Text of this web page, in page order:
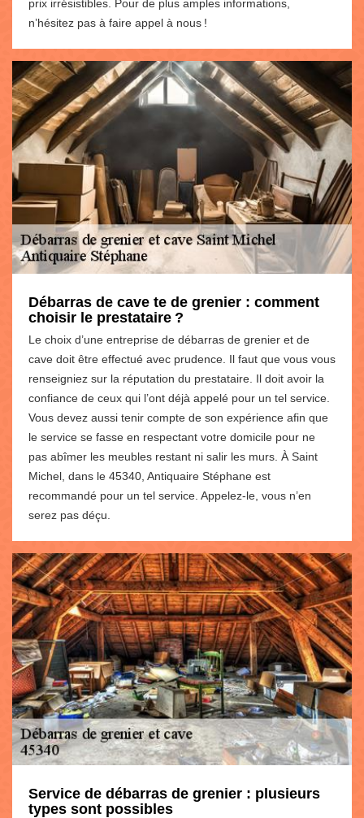
prix irrésistibles. Pour de plus amples informations,
n’hésitez pas à faire appel à nous !
Débarras de cave te de grenier : comment
choisir le prestataire ?
Le choix d’une entreprise de débarras de grenier et de
cave doit être effectué avec prudence. Il faut que vous vous
renseigniez sur la réputation du prestataire. Il doit avoir la
confiance de ceux qui l’ont déjà appelé pour un tel service.
Vous devez aussi tenir compte de son expérience afin que
le service se fasse en respectant votre domicile pour ne
pas abîmer les meubles restant ni salir les murs. À Saint
Michel, dans le 45340, Antiquaire Stéphane est
recommandé pour un tel service. Appelez-le, vous n’en
serez pas déçu.
Service de débarras de grenier : plusieurs
types sont possibles